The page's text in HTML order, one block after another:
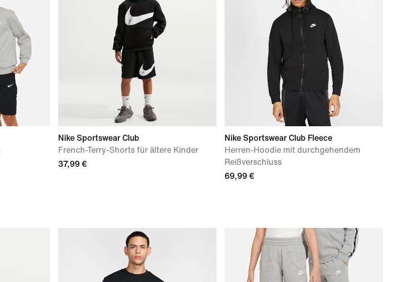
Nike Sportswear Club
French-Terry-Shorts für ältere Kinder
37,99 €
Nike Sportswear Club Fleece
Herren-Hoodie mit durchgehendem
Reißverschluss
69,99 €